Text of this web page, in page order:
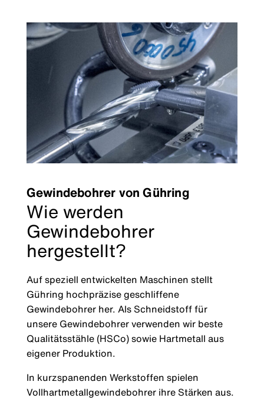
Gewindebohrer von Gühring
Wie werden
Gewindebohrer
hergestellt?
Auf speziell entwickelten Maschinen stellt
Gühring hochpräzise geschliffene
Gewindebohrer her. Als Schneidstoff für
unsere Gewindebohrer verwenden wir beste
Qualitätsstähle (HSCo) sowie Hartmetall aus
eigener Produktion.
In kurzspanenden Werkstoffen spielen
Vollhartmetallgewindebohrer ihre Stärken aus.